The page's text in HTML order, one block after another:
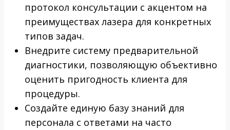
протокол консультации с акцентом на
преимуществах лазера для конкретных
типов задач.
Внедрите систему предварительной
диагностики, позволяющую объективно
оценить пригодность клиента для
процедуры.
Создайте единую базу знаний для
персонала с ответами на часто